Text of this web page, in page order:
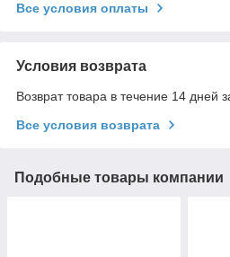
Все условия оплаты
Условия возврата
Возврат товара в течение 14 дней
Все условия возврата
Подобные товары компании